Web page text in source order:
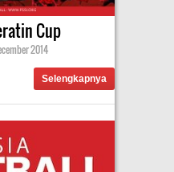
Cup
2014
Selengkapnya